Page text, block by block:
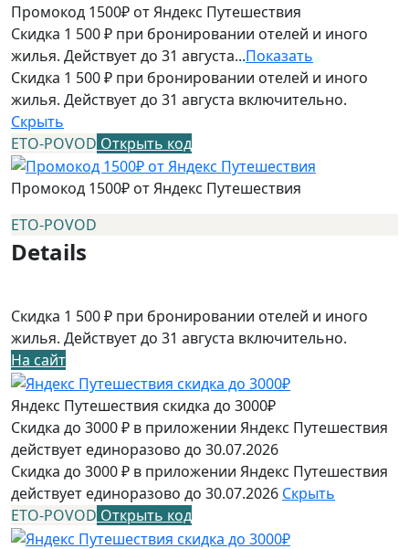
Промокод 1500₽ от Яндекс Путешествия
Скидка 1 500 ₽ при бронировании отелей и иного
жилья. Действует до 31 августа...Показать
Скидка 1 500 ₽ при бронировании отелей и иного
жилья. Действует до 31 августа включительно.
Скрыть
ETO-POVOD Открыть код
Промокод 1500₽ от Яндекс Путешествия
ETO-POVOD
Details
Скидка 1 500 ₽ при бронировании отелей и иного
жилья. Действует до 31 августа включительно.
На сайт
Яндекс Путешествия скидка до 3000₽
Скидка до 3000 ₽ в приложении Яндекс Путешествия
действует единоразово до 30.07.2026
Скидка до 3000 ₽ в приложении Яндекс Путешествия
действует единоразово до 30.07.2026 Скрыть
ETO-POVOD Открыть код